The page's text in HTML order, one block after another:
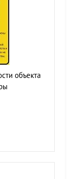
объекта